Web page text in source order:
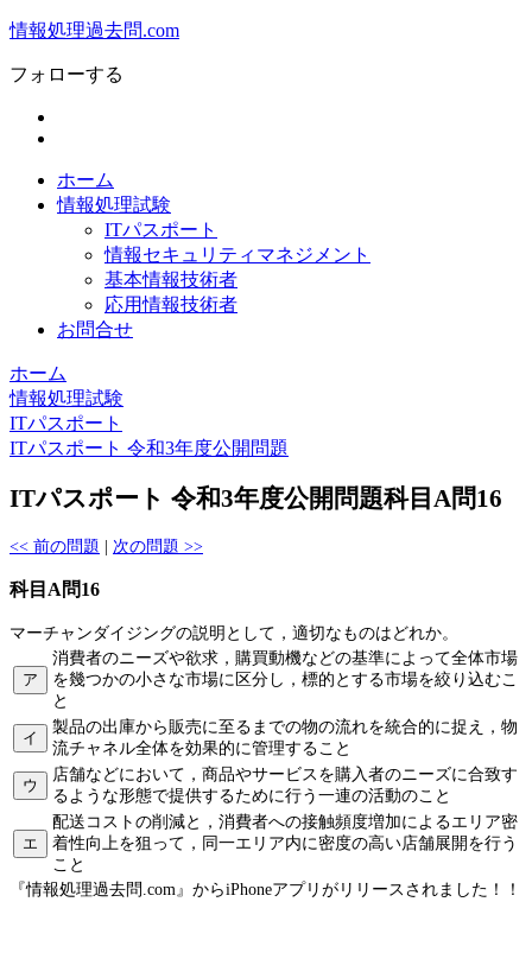
情報処理過去問.com
フォローする
ホーム
情報処理試験
ITパスポート
情報セキュリティマネジメント
基本情報技術者
応用情報技術者
お問合せ
ホーム
情報処理試験
ITパスポート
ITパスポート 令和3年度公開問題
ITパスポート 令和3年度公開問題科目A問16
<< 前の問題 次の問題 >>
科目A問16
マーチャンダイジングの説明として，適切なものはどれか。
ア
消費者のニーズや欲求，購買動機などの基準によって全体市場
を幾つかの小さな市場に区分し，標的とする市場を絞り込むこ
と
イ
製品の出庫から販売に至るまでの物の流れを統合的に捉え，物
流チャネル全体を効果的に管理すること
ウ
店舗などにおいて，商品やサービスを購入者のニーズに合致す
るような形態で提供するために行う一連の活動のこと
エ
配送コストの削減と，消費者への接触頻度増加によるエリア密
着性向上を狙って，同一エリア内に密度の高い店舗展開を行う
こと
『情報処理過去問.com』からiPhoneアプリがリリースされました！！